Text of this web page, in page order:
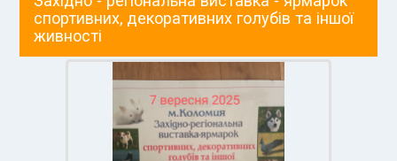
спортивних, декоративних голубів та іншої
живності